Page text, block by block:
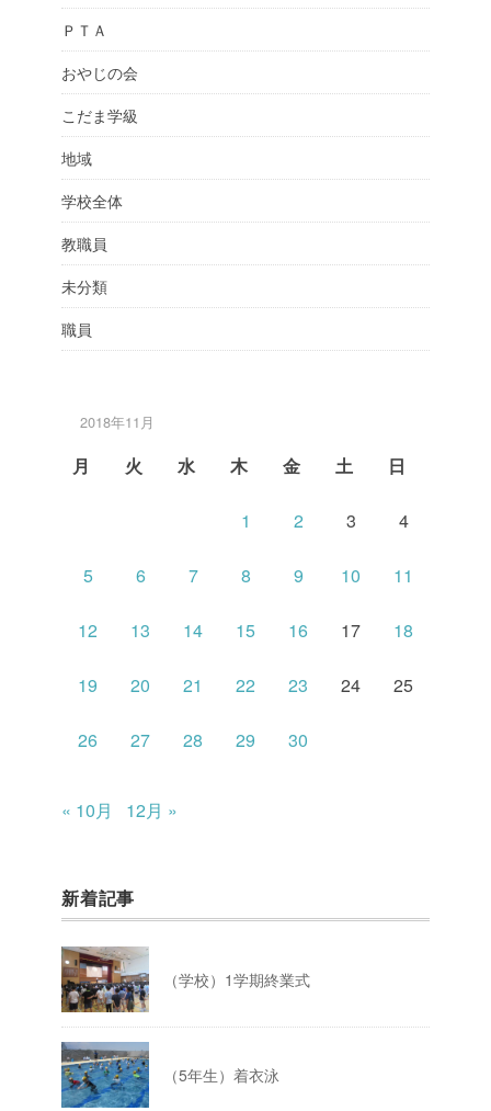
ＰＴＡ
おやじの会
こだま学級
地域
学校全体
教職員
未分類
職員
2018年11月
月 火 水 木 金 土 日
1 2 3 4
5 6 7 8 9 10 11
12 13 14 15 16 17 18
19 20 21 22 23 24 25
26 27 28 29 30
« 10月 12月 »
新着記事
（学校）1学期終業式
（5年生）着衣泳